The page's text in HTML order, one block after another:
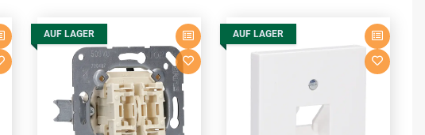
AUF LAGER AUF LAGER